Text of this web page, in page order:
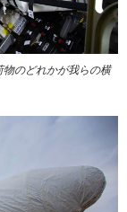
のどれかが我らの横